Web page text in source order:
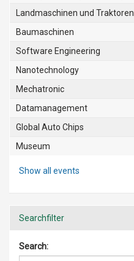
Landmaschinen und Traktoren
Baumaschinen
Software Engineering
Nanotechnology
Mechatronic
Datamanagement
Global Auto Chips
Museum
Show all events
Searchfilter
Search: